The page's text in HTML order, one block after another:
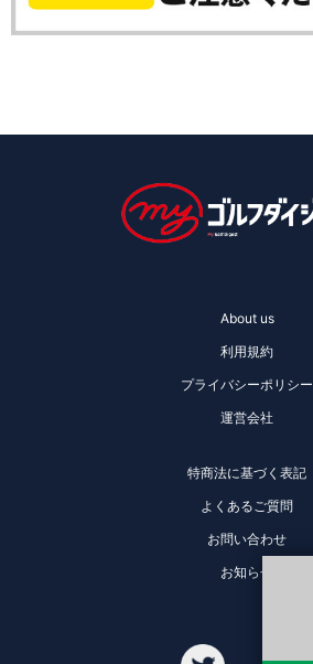
About us
利用規約
プライバシーポリシー
運営会社
特商法に基づく表記
よくあるご質問
お問い合わせ
お知らせ